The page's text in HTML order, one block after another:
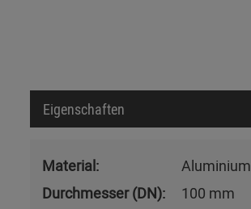
Eigenschaften
Material:
Aluminium
Durchmesser (DN):
100 mm